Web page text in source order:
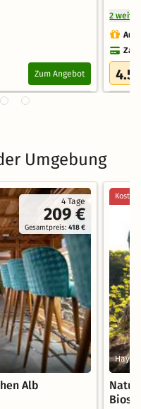
Zum Angebot
2
4.5
Umgebung
4 Tage
209 €
Gesamtpreis:418 €
Alb